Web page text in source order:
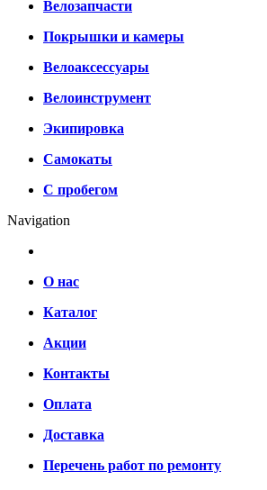
Велозапчасти
Покрышки и камеры
Велоаксессуары
Велоинструмент
Экипировка
Самокаты
С пробегом
Navigation
О нас
Каталог
Акции
Контакты
Оплата
Доставка
Перечень работ по ремонту